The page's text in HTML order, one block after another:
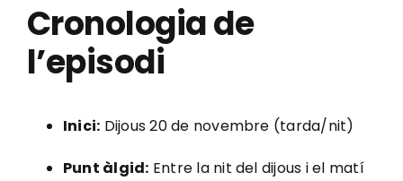
Cronologia de
l’episodi
Inici: Dijous 20 de novembre (tarda/nit)
Punt àlgid: Entre la nit del dijous i el matí